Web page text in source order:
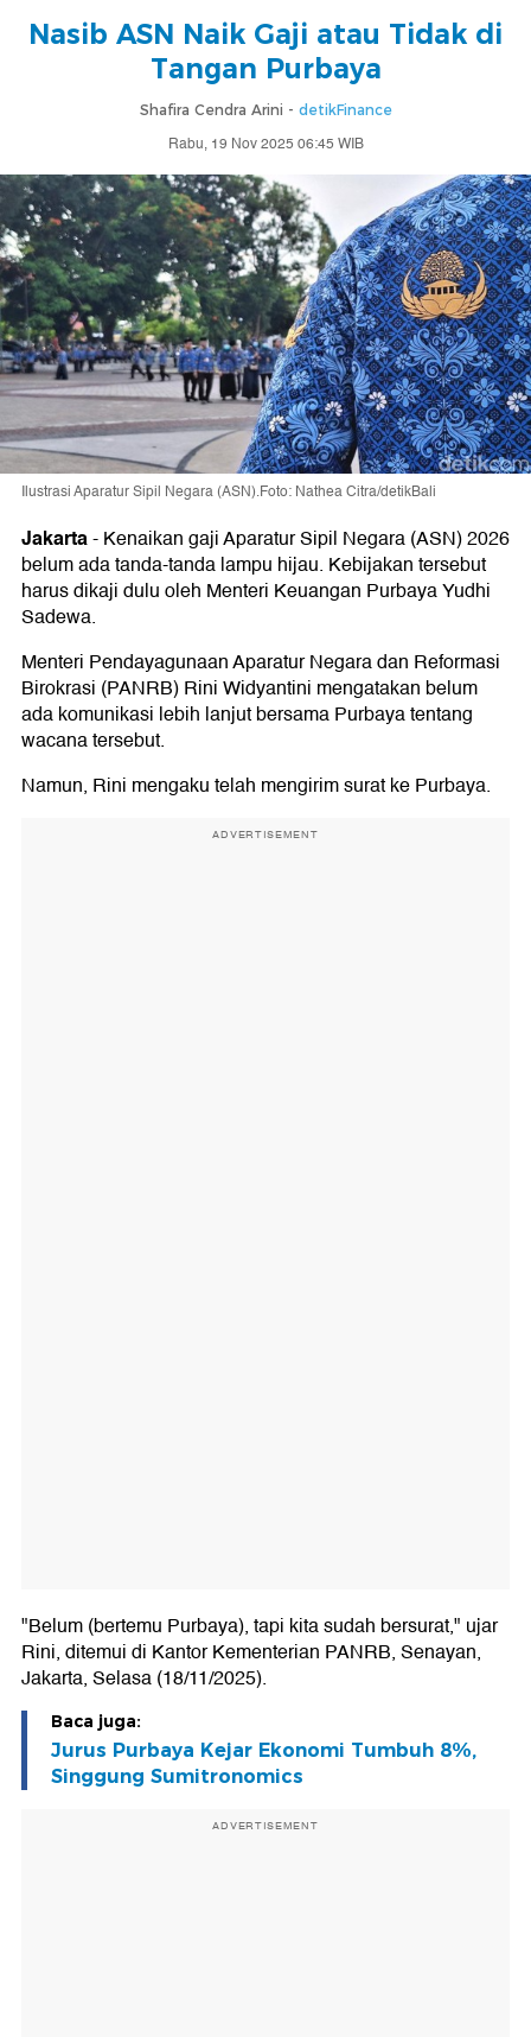
Nasib ASN Naik Gaji atau Tidak di
Tangan Purbaya
Shafira Cendra Arini - detikFinance
Rabu, 19 Nov 2025 06:45 WIB
Ilustrasi Aparatur Sipil Negara (ASN).Foto: Nathea Citra/detikBali
Jakarta-Kenaikan gaji Aparatur Sipil Negara (ASN) 2026
belum ada tanda-tanda lampu hijau. Kebijakan tersebut
harus dikaji dulu oleh Menteri Keuangan Purbaya Yudhi
Sadewa.
Menteri Pendayagunaan Aparatur Negara dan Reformasi
Birokrasi (PANRB) Rini Widyantini mengatakan belum
ada komunikasi lebih lanjut bersama Purbaya tentang
wacana tersebut.
Namun, Rini mengaku telah mengirim surat ke Purbaya.
ADVERTISEMENT
"Belum (bertemu Purbaya), tapi kita sudah bersurat," ujar
Rini, ditemui di Kantor Kementerian PANRB, Senayan,
Jakarta, Selasa (18/11/2025).
Baca juga:
Jurus Purbaya Kejar Ekonomi Tumbuh 8%,
Singgung Sumitronomics
ADVERTISEMENT